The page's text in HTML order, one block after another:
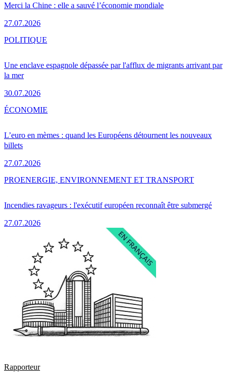
Merci la Chine : elle a sauvé l’économie mondiale
27.07.2026
Une enclave espagnole dépassée par l'afflux de migrants arrivant par
la mer
30.07.2026
POLITIQUE
L’euro en mèmes : quand les Européens détournent les nouveaux
billets
27.07.2026
ÉCONOMIE
Incendies ravageurs : l'exécutif européen reconnaît être submergé
27.07.2026
PROENERGIE, ENVIRONNEMENT ET TRANSPORT
Rapporteur